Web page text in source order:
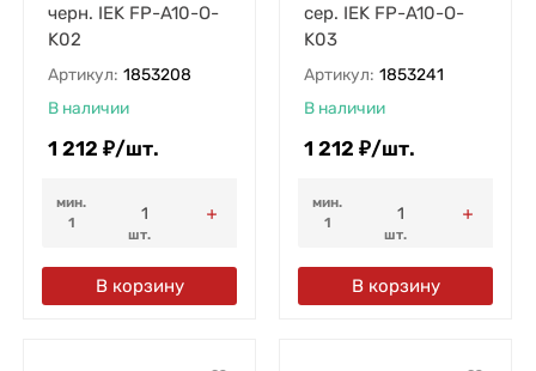
черн. IEK FP-A10-O-
K02
Артикул: 1853208
В наличии
1 212 ₽/шт.
мин.
1
шт.
В корзину
сер. IEK FP-A10-O-
K03
Артикул: 1853241
В наличии
1 212 ₽/шт.
мин.
1
шт.
В корзину